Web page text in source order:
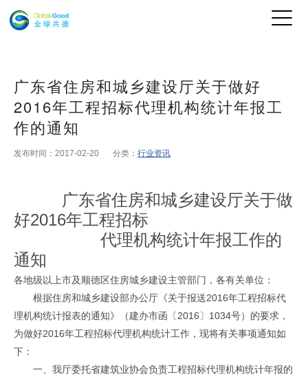
广东省住房和城乡建设厅关于做好
2016年工程招标代理机构统计年报工
作的通知
发布时间：2017-02-20 分类： 行业资讯
广东省住房和城乡建设厅关于做
好2016年工程招标
代理机构统计年报工作的
通知
各地级以上市及顺德区住房城乡建设主管部门，各有关单位：
根据住房和城乡建设部办公厅《关于报送2016年工程招标代
理机构统计报表的通知》（建办市函〔2016〕1034号）的要求，
为做好2016年工程招标代理机构统计工作，现将有关事项通知如
下：
一、我厅委托省建筑业协会负责工程招标代理机构统计年报的